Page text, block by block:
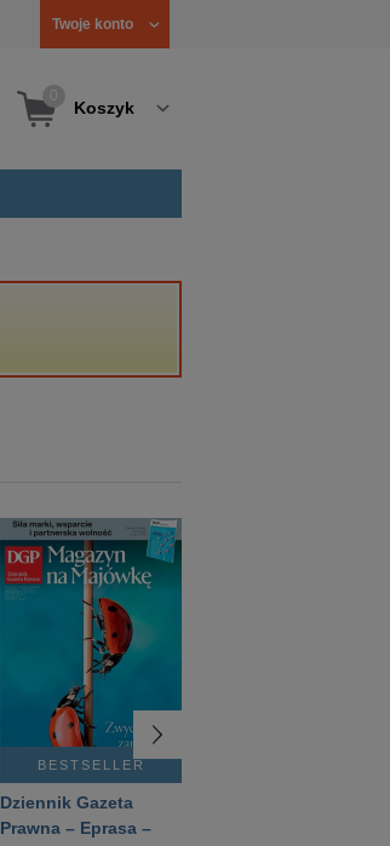
Twoje konto
Koszyk
BESTSELLER
Dziennik Gazeta
Prawna – Eprasa –